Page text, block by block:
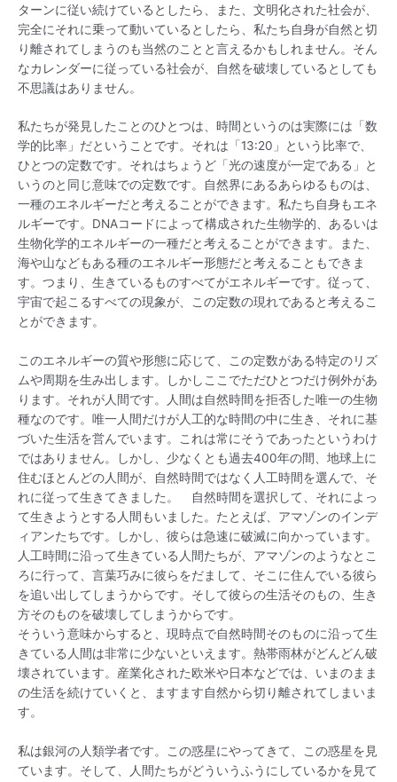
ターンに従い続けているとしたら、また、文明化された社会が、
完全にそれに乗って動いているとしたら、私たち自身が自然と切
り離されてしまうのも当然のことと言えるかもしれません。そん
なカレンダーに従っている社会が、自然を破壊しているとしても
不思議はありません。
私たちが発見したことのひとつは、時間というのは実際には「数
学的比率」だということです。それは「13:20」という比率で、
ひとつの定数です。それはちょうど「光の速度が一定である」と
いうのと同じ意味での定数です。自然界にあるあらゆるものは、
一種のエネルギーだと考えることができます。私たち自身もエネ
ルギーです。DNAコードによって構成された生物学的、あるいは
生物化学的エネルギーの一種だと考えることができます。また、
海や山などもある種のエネルギー形態だと考えることもできま
す。つまり、生きているものすべてがエネルギーです。従って、
宇宙で起こるすべての現象が、この定数の現れであると考えるこ
とができます。
このエネルギーの質や形態に応じて、この定数がある特定のリズ
ムや周期を生み出します。しかしここでただひとつだけ例外があ
ります。それが人間です。人間は自然時間を拒否した唯一の生物
種なのです。唯一人間だけが人工的な時間の中に生き、それに基
づいた生活を営んでいます。これは常にそうであったというわけ
ではありません。しかし、少なくとも過去400年の間、地球上に
住むほとんどの人間が、自然時間ではなく人工時間を選んで、そ
れに従って生きてきました。 自然時間を選択して、それによっ
て生きようとする人間もいました。たとえば、アマゾンのインデ
ィアンたちです。しかし、彼らは急速に破滅に向かっています。
人工時間に沿って生きている人間たちが、アマゾンのようなとこ
ろに行って、言葉巧みに彼らをだまして、そこに住んでいる彼ら
を追い出してしまうからです。そして彼らの生活そのもの、生き
方そのものを破壊してしまうからです。
そういう意味からすると、現時点で自然時間そのものに沿って生
きている人間は非常に少ないといえます。熱帯雨林がどんどん破
壊されています。産業化された欧米や日本などでは、いまのまま
の生活を続けていくと、ますます自然から切り離されてしまいま
す。
私は銀河の人類学者です。この惑星にやってきて、この惑星を見
ています。そして、人間たちがどういうふうにしているかを見て